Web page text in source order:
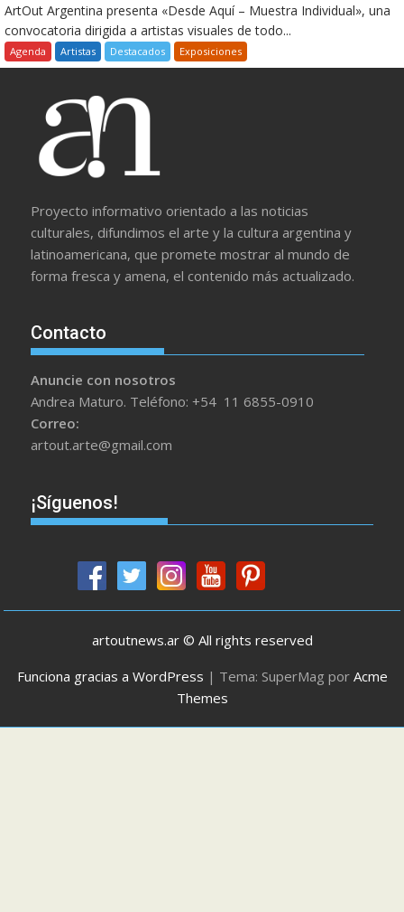
ArtOut Argentina presenta «Desde Aquí – Muestra Individual», una
convocatoria dirigida a artistas visuales de todo...
Agenda Artistas Destacados Exposiciones
Proyecto informativo orientado a las noticias
culturales, difundimos el arte y la cultura argentina y
latinoamericana, que promete mostrar al mundo de
forma fresca y amena, el contenido más actualizado.
Contacto
Anuncie con nosotros
Andrea Maturo. Teléfono: +54 11 6855-0910
Correo:
artout.arte@gmail.com
¡Síguenos!
artoutnews.ar © All rights reserved
Funciona gracias a WordPress | Tema: SuperMag por Acme
Themes